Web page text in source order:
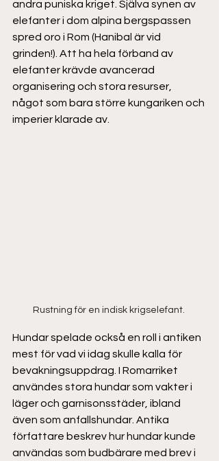
andra puniska kriget. Själva synen av
elefanter i dom alpina bergspassen
spred oro i Rom (Hanibal är vid
grinden!). Att ha hela förband av
elefanter krävde avancerad
organisering och stora resurser,
något som bara större kungariken och
imperier klarade av.
Rustning för en indisk krigselefant.
Hundar spelade också en roll i antiken
mest för vad vi idag skulle kalla för
bevakningsuppdrag. I Romarriket
användes stora hundar som vakter i
läger och garnisonsstäder, ibland
även som anfallshundar. Antika
författare beskrev hur hundar kunde
användas som budbärare med brev i